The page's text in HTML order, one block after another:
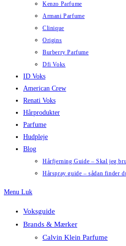
Kenzo Parfume
Armani Parfume
Clinique
Origins
Burberry Parfume
Dfi Voks
ID Voks
American Crew
Renati Voks
Hårprodukter
Parfume
Hudpleje
Blog
Hårfjerning Guide – Skal jeg
Hårspray guide – sådan finder
Menu Luk
Voksguide
Brands & Mærker
Calvin Klein Parfume